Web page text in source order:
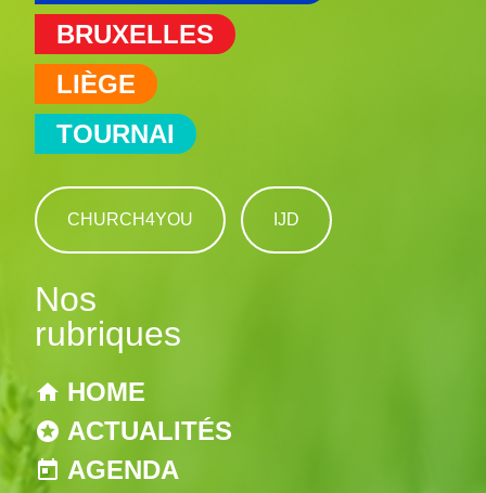
BRUXELLES
LIÈGE
TOURNAI
CHURCH4YOU IJD
Nos
rubriques
HOME
ACTUALITÉS
AGENDA